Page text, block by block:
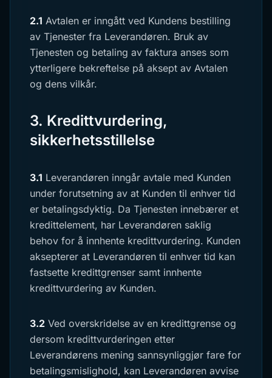
2.1 Avtalen er inngått ved Kundens bestilling
av Tjenester fra Leverandøren. Bruk av
Tjenesten og betaling av faktura anses som
ytterligere bekreftelse på aksept av Avtalen
og dens vilkår.
3. Kredittvurdering,
sikkerhetsstillelse
3.1 Leverandøren inngår avtale med Kunden
under forutsetning av at Kunden til enhver tid
er betalingsdyktig. Da Tjenesten innebærer et
kredittelement, har Leverandøren saklig
behov for å innhente kredittvurdering. Kunden
aksepterer at Leverandøren til enhver tid kan
fastsette kredittgrenser samt innhente
kredittvurdering av Kunden.
3.2 Ved overskridelse av en kredittgrense og
dersom kredittvurderingen etter
Leverandørens mening sannsynliggjør fare for
betalingsmislighold, kan Leverandøren avvise